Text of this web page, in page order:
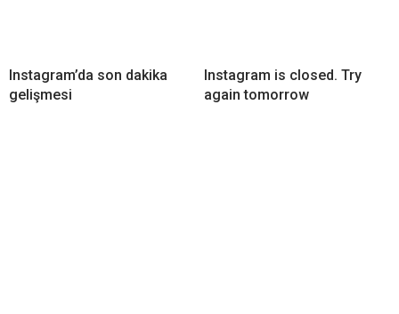
Instagram’da son dakika
gelişmesi
Instagram is closed. Try
again tomorrow